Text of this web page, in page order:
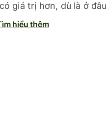
giá trị hơn, dù là ở
hiểu thêm